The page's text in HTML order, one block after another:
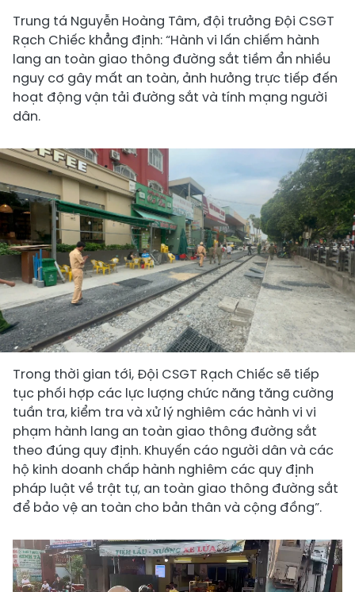
Trung tá Nguyễn Hoàng Tâm, đội trưởng Đội CSGT
Rạch Chiếc khẳng định: “Hành vi lấn chiếm hành
lang an toàn giao thông đường sắt tiềm ẩn nhiều
nguy cơ gây mất an toàn, ảnh hưởng trực tiếp đến
hoạt động vận tải đường sắt và tính mạng người
dân.
Trong thời gian tới, Đội CSGT Rạch Chiếc sẽ tiếp
tục phối hợp các lực lượng chức năng tăng cường
tuần tra, kiểm tra và xử lý nghiêm các hành vi vi
phạm hành lang an toàn giao thông đường sắt
theo đúng quy định. Khuyến cáo người dân và các
hộ kinh doanh chấp hành nghiêm các quy định
pháp luật về trật tự, an toàn giao thông đường sắt
để bảo vệ an toàn cho bản thân và cộng đồng”.